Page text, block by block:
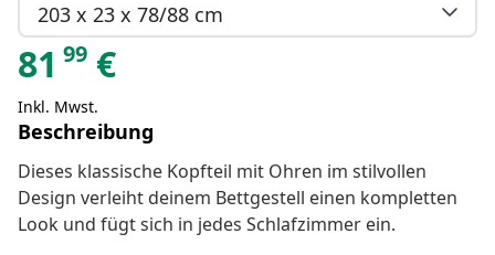
203 x 23 x 78/88 cm
81 99 €
Inkl. Mwst.
Beschreibung
Dieses klassische Kopfteil mit Ohren im stilvollen
Design verleiht deinem Bettgestell einen kompletten
Look und fügt sich in jedes Schlafzimmer ein.